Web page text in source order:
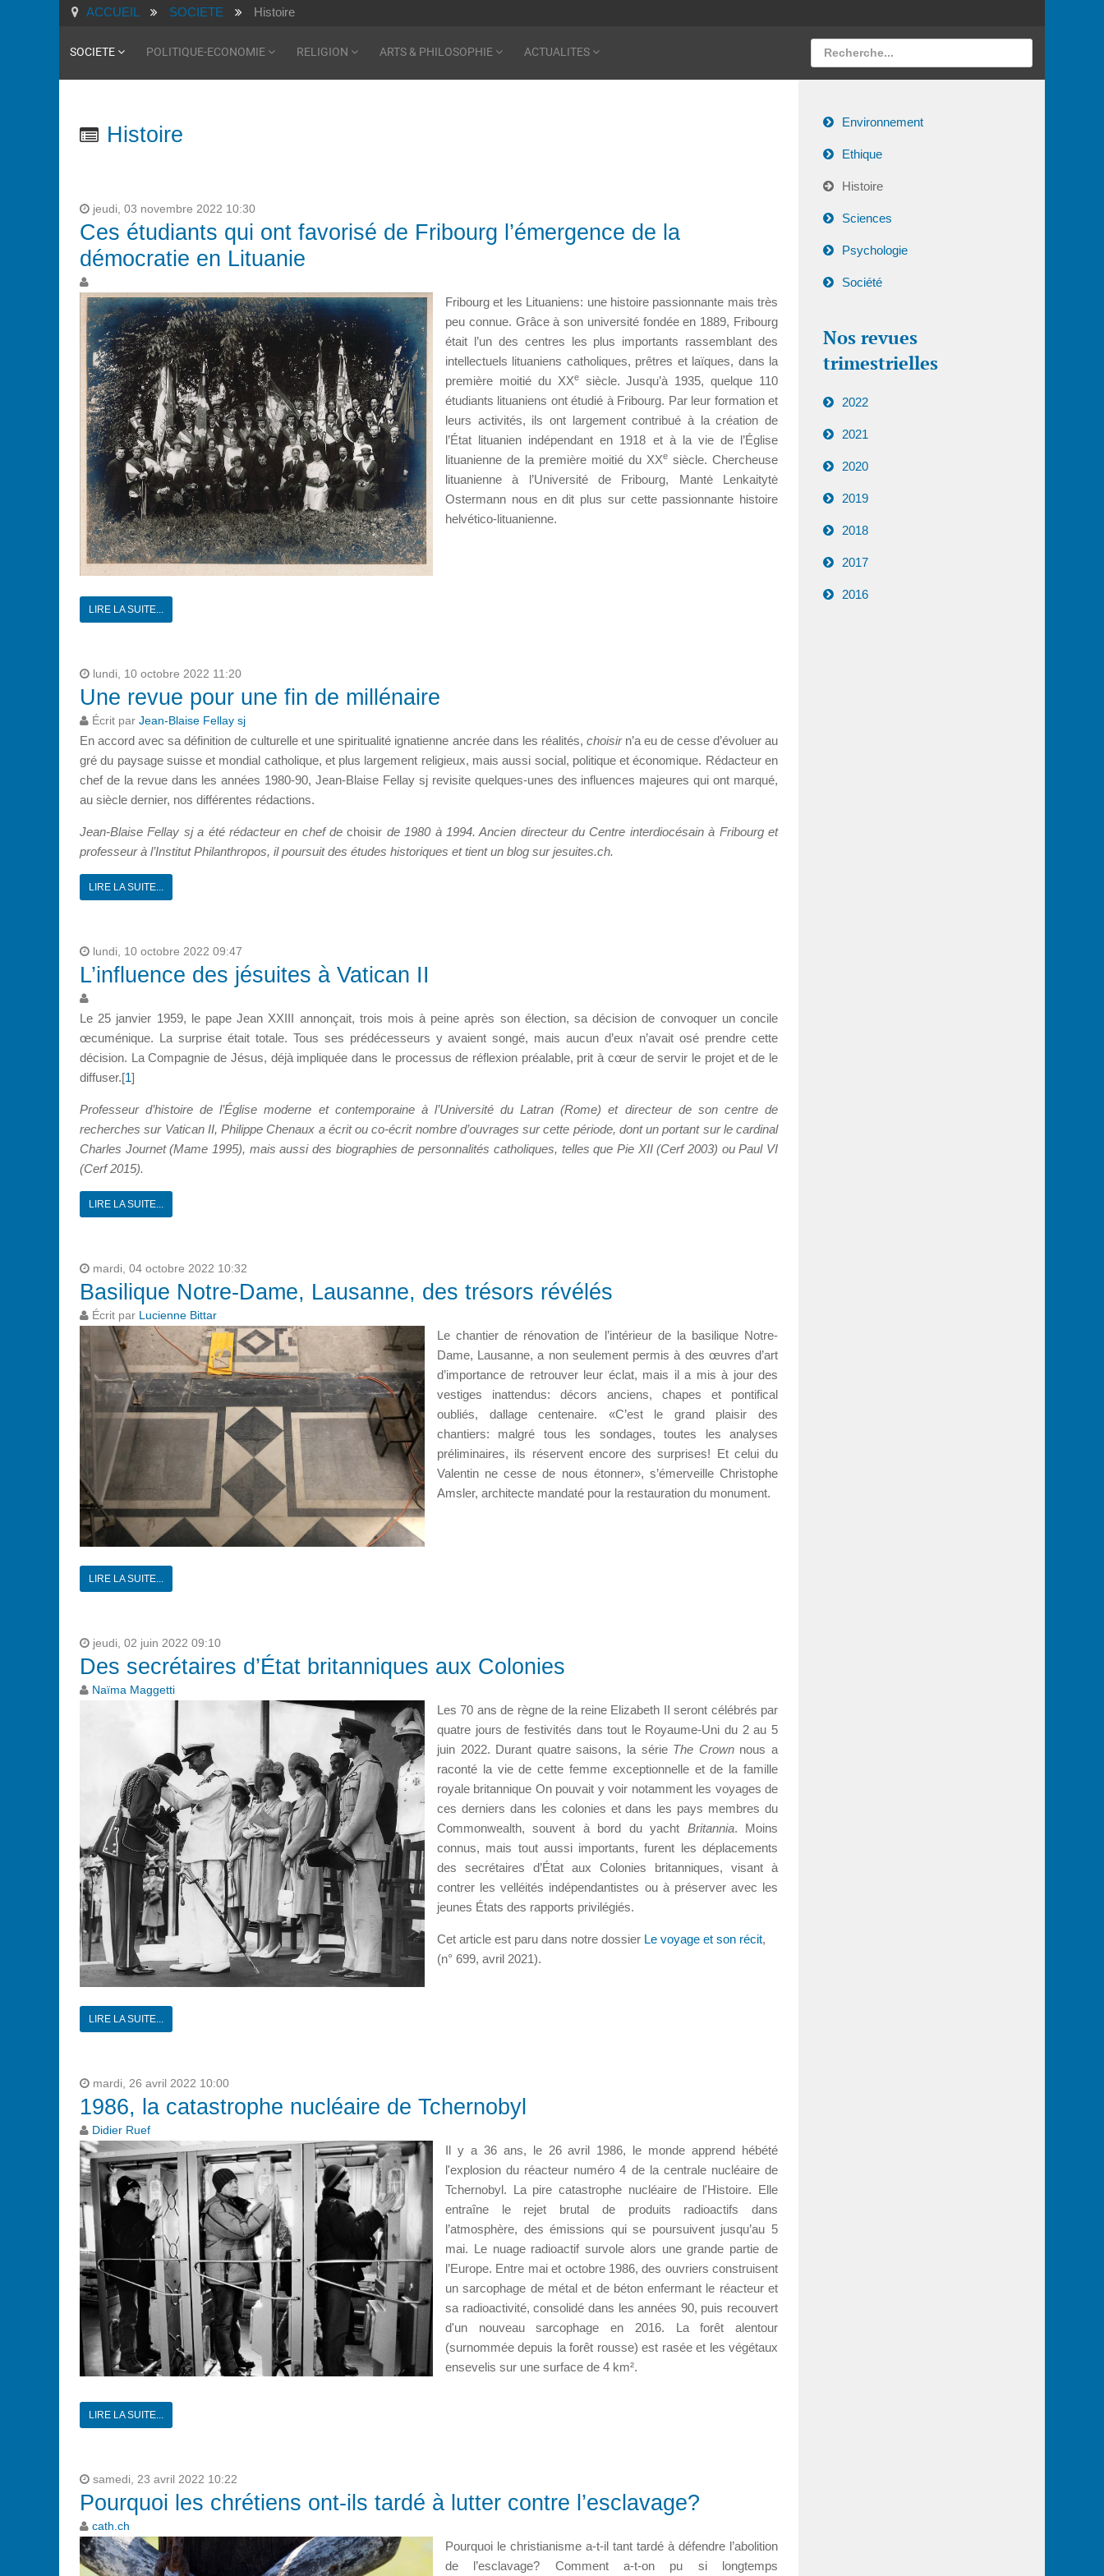
ACCUEIL SOCIETE Histoire
SOCIETE POLITIQUE-ECONOMIE RELIGION ARTS & PHILOSOPHIE ACTUALITES
Histoire
jeudi, 03 novembre 2022 10:30
Ces étudiants qui ont favorisé de Fribourg l’émergence de la
démocratie en Lituanie
Fribourg et les Lituaniens: une histoire passionnante mais très
peu connue. Grâce à son université fondée en 1889, Fribourg
était l’un des centres les plus importants rassemblant des
intellectuels lituaniens catholiques, prêtres et laïques, dans la
première moitié du XXesiècle. Jusqu’à 1935, quelque 110
étudiants lituaniens ont étudié à Fribourg. Par leur formation et
leurs activités, ils ont largement contribué à la création de
l’État lituanien indépendant en 1918 et à la vie de l’Église
lituanienne de la première moitié du XXe siècle. Chercheuse
lituanienne à l’Université de Fribourg, Mantė Lenkaitytė
Ostermann nous en dit plus sur cette passionnante histoire
helvético-lituanienne.
LIRE LA SUITE...
lundi, 10 octobre 2022 11:20
Une revue pour une fin de millénaire
Écrit par Jean-Blaise Fellay sj
En accord avec sa définition de culturelle et une spiritualité ignatienne ancrée dans les réalités, choisirn’a eu de cesse d’évoluer au
gré du paysage suisse et mondial catholique, et plus largement religieux, mais aussi social, politique et économique. Rédacteur en
chef de la revue dans les années 1980-90, Jean-Blaise Fellay sj revisite quelques-unes des influences majeures qui ont marqué,
au siècle dernier, nos différentes rédactions.
Jean-Blaise Fellay sj a été rédacteur en chef dechoisir de 1980 à 1994. Ancien directeur du Centre interdiocésain à Fribourg et
professeur à l’Institut Philanthropos, il poursuit des études historiques et tient un blog sur jesuites.ch.
LIRE LA SUITE...
lundi, 10 octobre 2022 09:47
L’influence des jésuites à Vatican II
Le 25 janvier 1959, le pape Jean XXIII annonçait, trois mois à peine après son élection, sa décision de convoquer un concile
œcuménique. La surprise était totale. Tous ses prédécesseurs y avaient songé, mais aucun d’eux n’avait osé prendre cette
décision. La Compagnie de Jésus, déjà impliquée dans le processus de réflexion préalable, prit à cœur de servir le projet et de le
diffuser.[1]
Professeur d’histoire de l’Église moderne et contemporaine à l’Université du Latran (Rome) et directeur de son centre de
recherches sur Vatican II, Philippe Chenaux a écrit ou co-écrit nombre d’ouvrages sur cette période, dont un portant sur le cardinal
Charles Journet (Mame 1995), mais aussi des biographies de personnalités catholiques, telles que Pie XII (Cerf 2003) ou Paul VI
(Cerf 2015).
LIRE LA SUITE...
mardi, 04 octobre 2022 10:32
Basilique Notre-Dame, Lausanne, des trésors révélés
Écrit par Lucienne Bittar
Le chantier de rénovation de l’intérieur de la basilique Notre-
Dame, Lausanne, a non seulement permis à des œuvres d’art
d’importance de retrouver leur éclat, mais il a mis à jour des
vestiges inattendus: décors anciens, chapes et pontifical
oubliés, dallage centenaire. «C’est le grand plaisir des
chantiers: malgré tous les sondages, toutes les analyses
préliminaires, ils réservent encore des surprises! Et celui du
Valentin ne cesse de nous étonner», s’émerveille Christophe
Amsler, architecte mandaté pour la restauration du monument.
LIRE LA SUITE...
jeudi, 02 juin 2022 09:10
Des secrétaires d’État britanniques aux Colonies
Naïma Maggetti
Les 70 ans de règne de la reine Elizabeth II seront célébrés par
quatre jours de festivités dans tout le Royaume-Uni du 2 au 5
juin 2022. Durant quatre saisons, la série The Crown nous a
raconté la vie de cette femme exceptionnelle et de la famille
royale britannique On pouvait y voir notamment les voyages de
ces derniers dans les colonies et dans les pays membres du
Commonwealth, souvent à bord du yacht Britannia. Moins
connus, mais tout aussi importants, furent les déplacements
des secrétaires d’État aux Colonies britanniques, visant à
contrer les velléités indépendantistes ou à préserver avec les
jeunes États des rapports privilégiés.
Cet article est paru dans notre dossier Le voyage et son récit,
(n° 699, avril 2021).
LIRE LA SUITE...
mardi, 26 avril 2022 10:00
1986, la catastrophe nucléaire de Tchernobyl
Didier Ruef
Il y a 36 ans, le 26 avril 1986, le monde apprend hébété
l'explosion du réacteur numéro 4 de la centrale nucléaire de
Tchernobyl. La pire catastrophe nucléaire de l'Histoire. Elle
entraîne le rejet brutal de produits radioactifs dans
l’atmosphère, des émissions qui se poursuivent jusqu’au 5
mai. Le nuage radioactif survole alors une grande partie de
l’Europe. Entre mai et octobre 1986, des ouvriers construisent
un sarcophage de métal et de béton enfermant le réacteur et
sa radioactivité, consolidé dans les années 90, puis recouvert
d'un nouveau sarcophage en 2016. La forêt alentour
(surnommée depuis la forêt rousse) est rasée et les végétaux
ensevelis sur une surface de 4 km².
LIRE LA SUITE...
samedi, 23 avril 2022 10:22
Pourquoi les chrétiens ont-ils tardé à lutter contre l’esclavage?
cath.ch
Pourquoi le christianisme a-t-il tant tardé à défendre l’abolition
de l’esclavage? Comment a-t-on pu si longtemps
Environnement
Ethique
Histoire
Sciences
Psychologie
Société
Nos revues
trimestrielles
2022
2021
2020
2019
2018
2017
2016